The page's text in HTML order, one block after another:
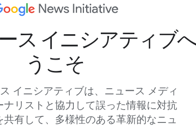
ス イニシアティブ
うこそ
イニシアティブは、ニュース メディ
ナリストと協力して誤った情報に対抗
共有して、多様性のある革新的なニュ
ティ